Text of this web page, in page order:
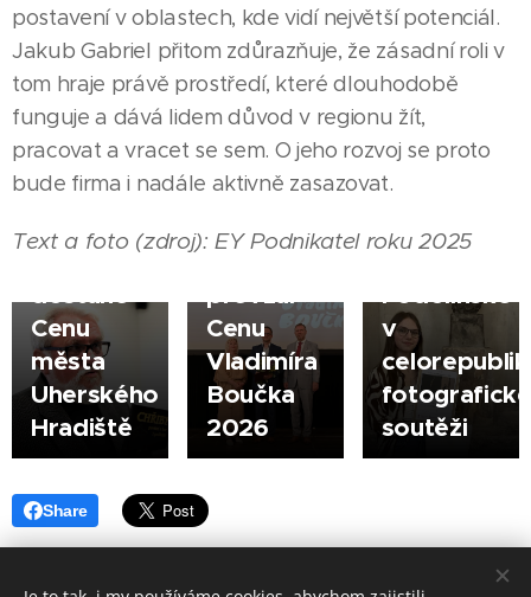
postavení v oblastech, kde vidí největší potenciál.
Jakub Gabriel přitom zdůrazňuje, že zásadní roli v
tom hraje právě prostředí, které dlouhodobě
funguje a dává lidem důvod v regionu žít,
pracovat a vracet se sem. O jeho rozvoj se proto
bude firma i nadále aktivně zasazovat.
Text a foto (zdroj): EY Podnikatel roku 2025
25.06.2026
UHERSKÉ
HRADIŠTĚ
|
Publicista
dostane
Cenu
města
Uherského
Hradiště
31.05.2026
UHERSKÉ
HRADIŠTĚ
|Ondřej
převzal
Cenu
Vladimíra
Boučka
2026
08.05.2026
UHERSKÉ
HRADIŠTĚ
|Velký
úspěch
studentky
Podolínské
v
fotografické
soutěži
Share